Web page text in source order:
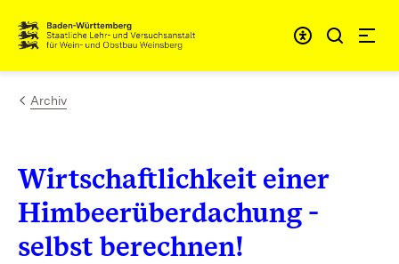
Zum Inhalt springen
Link zur Startseite
Archiv
Wirtschaftlichkeit einer
Himbeerüberdachung -
selbst berechnen!